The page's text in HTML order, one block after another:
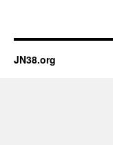
JN38.org